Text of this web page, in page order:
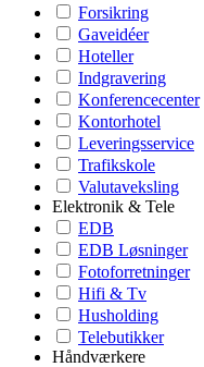
Forsikring
Gaveidéer
Hoteller
Indgravering
Konferencecenter
Kontorhotel
Leveringsservice
Trafikskole
Valutaveksling
Elektronik & Tele
EDB
EDB Løsninger
Fotoforretninger
Hifi & Tv
Husholding
Telebutikker
Håndværkere